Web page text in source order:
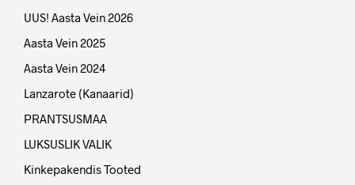
UUS! Aasta Vein 2026
Aasta Vein 2025
Aasta Vein 2024
Lanzarote (Kanaarid)
PRANTSUSMAA
LUKSUSLIK VALIK
Kinkepakendis Tooted